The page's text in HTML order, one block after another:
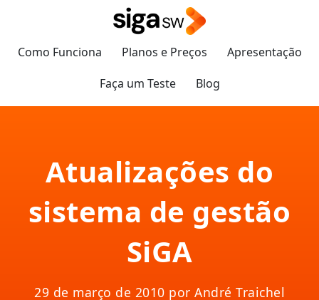
Como Funciona Planos e Preços
Apresentação
Faça um Teste
Blog
Atualizações do
sistema de gestão
SiGA
29 de março de 2010 por André Traichel